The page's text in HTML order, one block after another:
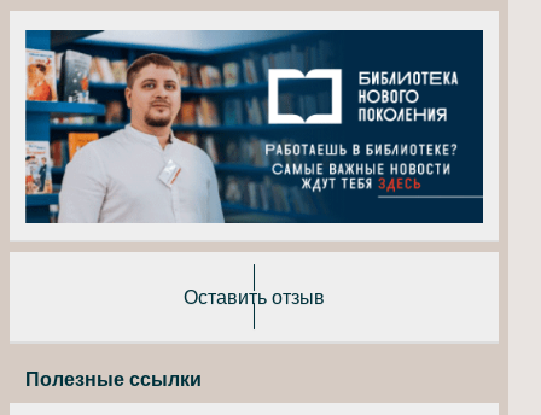
Оставить отзыв
Полезные ссылки